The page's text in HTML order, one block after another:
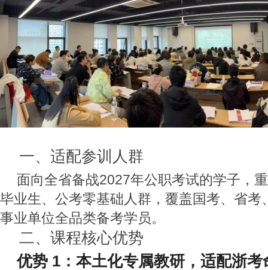
一、适配参训人群
面向全省备战2027年公职考试的学子，
毕业生、公考零基础人群，覆盖国考、省考
事业单位全品类备考学员。
二、课程核心优势
优势 1：本土化专属教研，适配浙考